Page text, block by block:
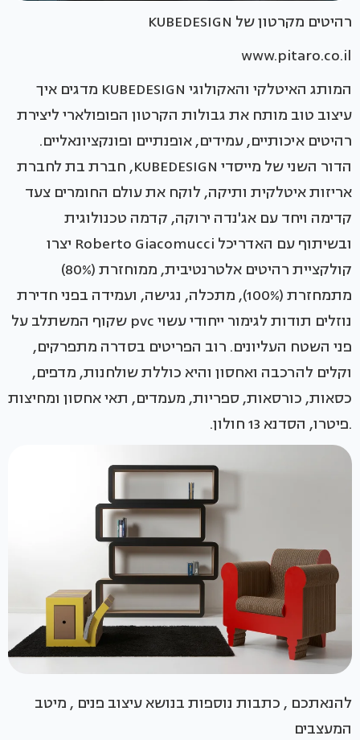
רהיטים מקרטון של KUBEDESIGN
www.pitaro.co.il
המותג האיטלקי והאקולוגי KUBEDESIGN מדגים איך
עיצוב טוב מותח את גבולות הקרטון הפופולארי ליצירת
רהיטים איכותיים, עמידים, אופנתיים ופונקציונאליים.
הדור השני של מייסדי KUBEDESIGN, חברת בת לחברת
אריזות איטלקית ותיקה, לוקח את עולם החומרים צעד
קדימה ויחד עם אג'נדה ירוקה, קדמה טכנולוגית
ובשיתוף עם האדריכל Roberto Giacomucci יצרו
קולקציית רהיטים אלטרנטיבית, ממוחזרת (80%)
מתמחזרת (100%), מתכלה, נגישה, ועמידה בפני חדירת
נוזלים תודות לגימור ייחודי עשוי pvc שקוף המשתלב על
פני השטח העליונים. רוב הפריטים בסדרה מתפרקים,
וקלים להרכבה ואחסון והיא כוללת שולחנות, מדפים,
כסאות, כורסאות, ספריות, מעמדים, תאי אחסון ומחיצות
.פיטרו, הסדנא 13 חולון.
להנאתכם , כתבות נוספות בנושא עיצוב פנים , מיטב
המעצבים